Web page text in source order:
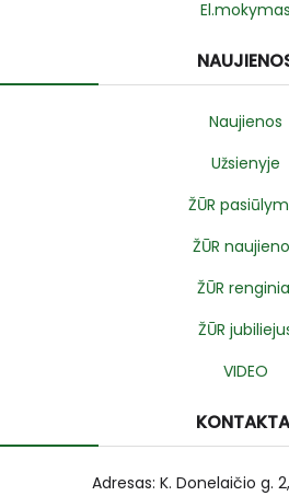
El.mokymas
Naujienos
Užsienyje
ŽŪR
ŽŪR
ŽŪR
ŽŪR
VIDEO
Adresas: K. Donelaičio g.